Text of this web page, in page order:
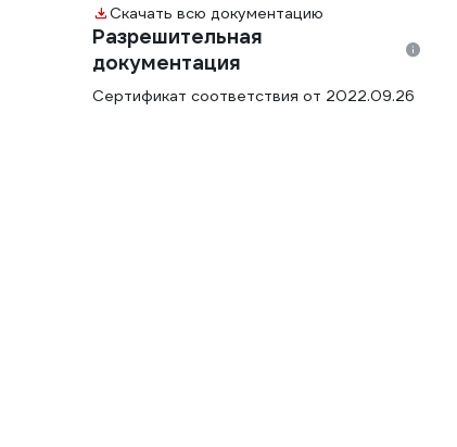
Скачать всю документацию
Разрешительная
документация
Сертификат соответствия от 2022.09.26